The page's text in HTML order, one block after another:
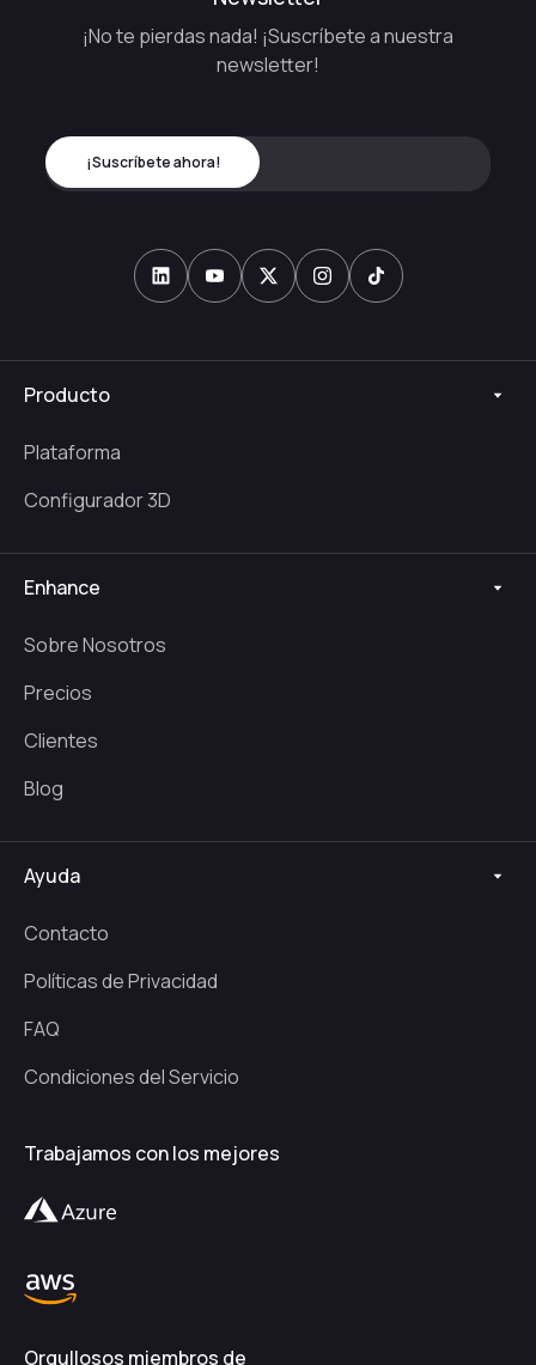
¡No te pierdas nada! ¡Suscríbete a nuestra
newsletter!
Producto
Plataforma
Configurador 3D
Enhance
Sobre Nosotros
Precios
Clientes
Blog
Ayuda
Contacto
Políticas de Privacidad
FAQ
Condiciones del Servicio
Trabajamos con los mejores
Orgullosos miembros de